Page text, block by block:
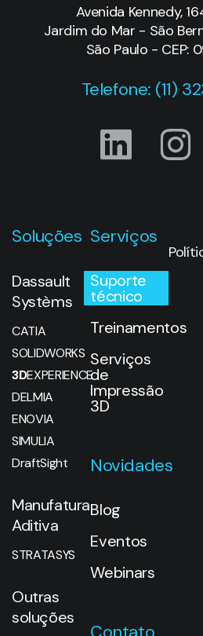
Avenida Kennedy,
Jardim do Mar - São
São Paulo - CEP:
Telefone: (11)
Soluções
Dassault
Systèms
CATIA
SOLIDWORKS
3DEXPERIENCE
DELMIA
ENOVIA
SIMULIA
DraftSight
Manufatura
Aditiva
STRATASYS
Outras
soluções
Serviços
Suporte
técnico
Treinamentos
Serviços
de
Impressão
3D
Novidades
Blog
Eventos
Webinars